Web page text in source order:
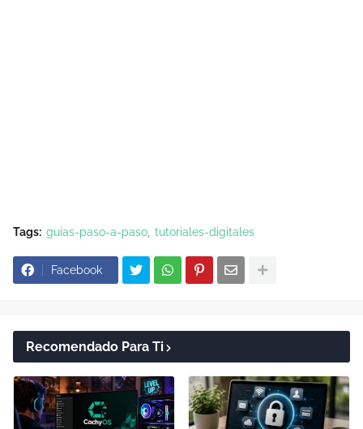
Tags: guias-paso-a-paso tutoriales-digitales
Facebook
Recomendado Para Ti